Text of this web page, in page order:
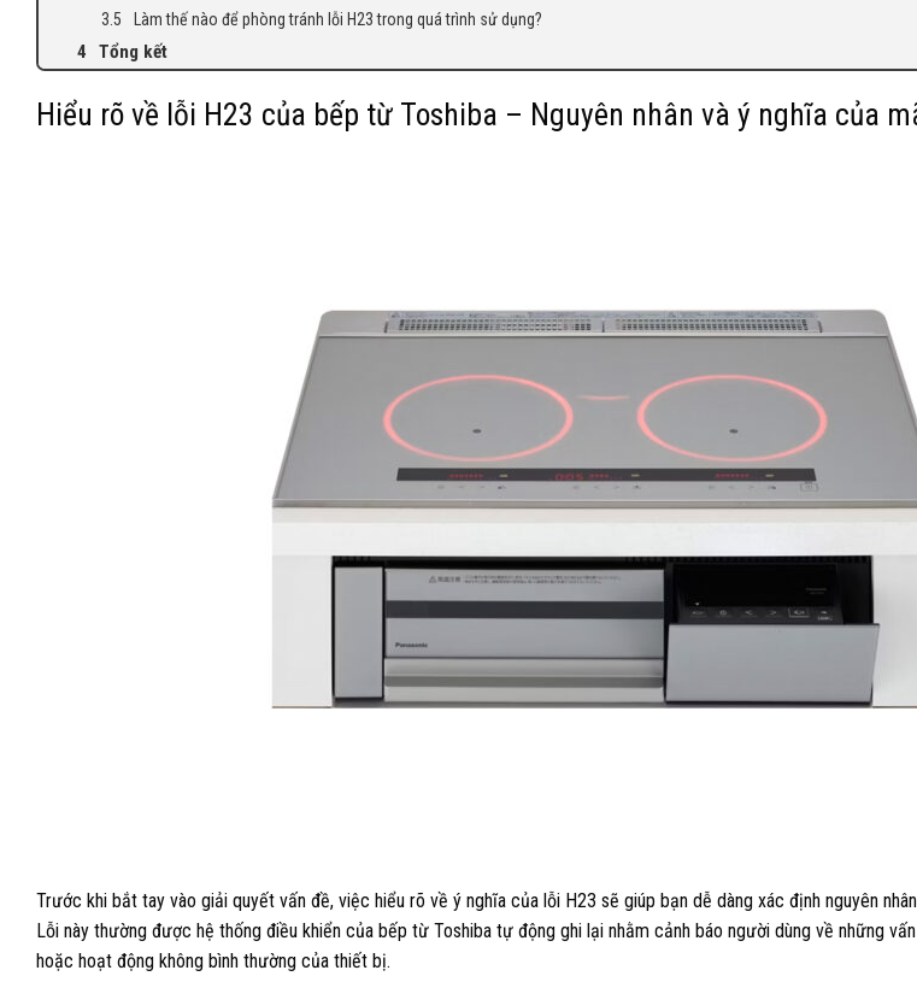
Làm thế nào để phòng tránh lỗi H23 trong quá trình sử dụng?
Tổng kết
Hiểu rõ về lỗi H23 của bếp từ Toshiba – Nguyên nhân và ý nghĩa của
Trước khi bắt tay vào giải quyết vấn đề, việc hiểu rõ về ý nghĩa của lỗi H23 sẽ giúp bạn dễ dàng xác định nguyên
Lỗi này thường được hệ thống điều khiển của bếp từ Toshiba tự động ghi lại nhằm cảnh báo người dùng về những
hoặc hoạt động không bình thường của thiết bị.